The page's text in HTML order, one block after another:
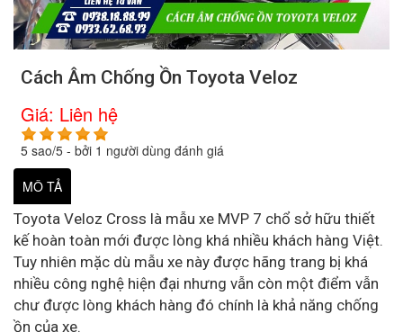
Cách Âm Chống Ồn Toyota Veloz
Giá: Liên hệ
5 sao/5 - bởi 1 người dùng đánh giá
MÔ TẢ
Toyota Veloz Cross là mẫu xe MVP 7 chổ sở hữu thiết
kế hoàn toàn mới được lòng khá nhiều khách hàng Việt.
Tuy nhiên mặc dù mẫu xe này được hãng trang bị khá
nhiều công nghệ hiện đại nhưng vẫn còn một điểm vẫn
chư được lòng khách hàng đó chính là khả năng chống
ồn của xe.